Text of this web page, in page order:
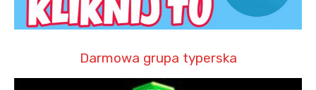
Darmowa grupa typerska